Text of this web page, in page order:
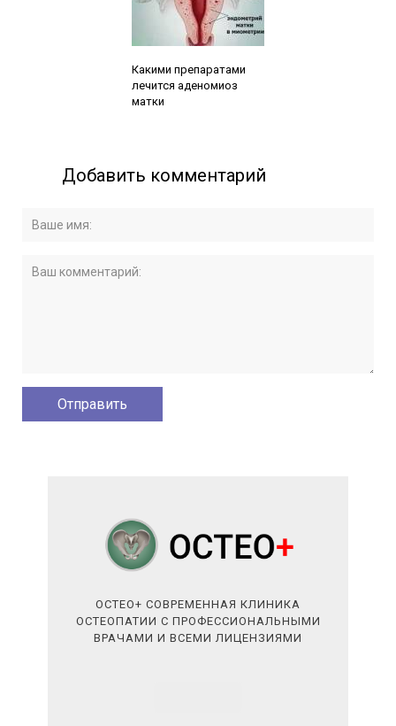
Какими препаратами
лечится аденомиоз
матки
Добавить комментарий
ОСТЕО+ СОВРЕМЕННАЯ КЛИНИКА
ОСТЕОПАТИИ С ПРОФЕССИОНАЛЬНЫМИ
ВРАЧАМИ И ВСЕМИ ЛИЦЕНЗИЯМИ